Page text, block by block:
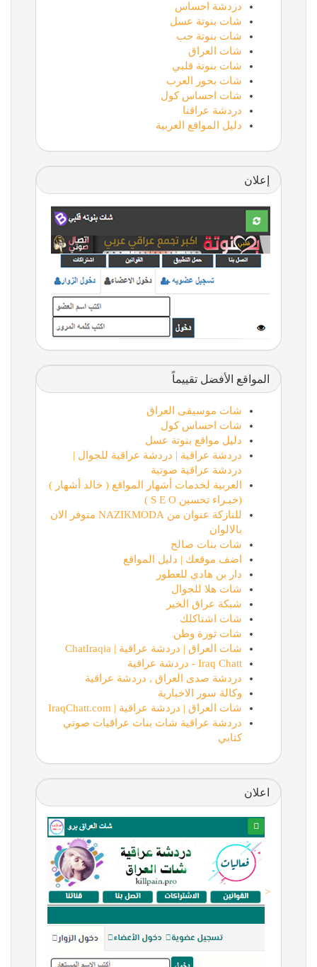
دردشة احساس
شات بنوتة عسل
شات بنوتة حب
شات العراق
شات بنوتة قلبي
شات بحور العرب
شات احساس كول
دردشة عراقنا
دليل المواقع العربية
إعلان
المواقع الأفضل تقييماً
شات موسيقى العراق
شات احساس كول
دليل مواقع بنوتة عسل
دردشة عراقية | دردشة عراقية للجوال |
دردشة عراقية صوتية
العربية لخدمات أشهار المواقع ( خالد أشهار )
(خبـراء تحسين S E O )
للنازكة عنوان من NAZIKMODA متوفر الان
بالالوان
شات بنات صالح
اضف موقعك | دليل المواقع
دار بن هادي للعطور
شات هلا للجوال
شبكة عراق الخير
شات اشتاكلك
شات ثورة وطن
شات العراق | دردشة عراقية | ChatIraqia
Iraq Chatt - دردشة عراقية
دردشة صدى العراق , دردشة عراقية
وكالة سور الاخبارية
شات العراق | دردشة عراقية | IraqChatt.com
دردشة عراقية شات بنات عراقيات صوتي
كتابي
اعلان
<